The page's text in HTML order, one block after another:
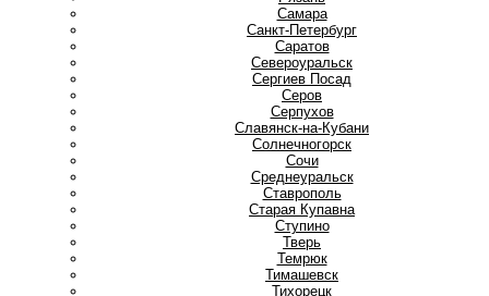
Самара
Санкт-Петербург
Саратов
Североуральск
Сергиев Посад
Серов
Серпухов
Славянск-на-Кубани
Солнечногорск
Сочи
Среднеуральск
Ставрополь
Старая Купавна
Ступино
Тверь
Темрюк
Тимашевск
Тихорецк